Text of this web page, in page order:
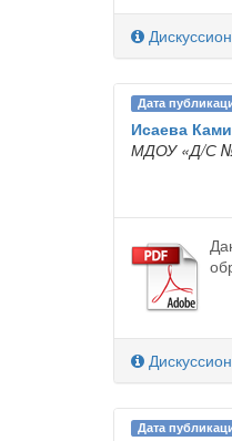
Дата
Исаева
МДОУ «Д/С
Дата